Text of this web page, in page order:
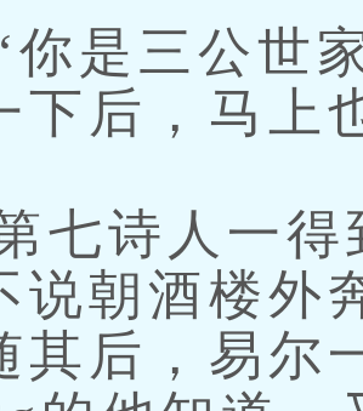
是三公世
下后，马上
诗人一得
说朝酒楼外
其后，易尔